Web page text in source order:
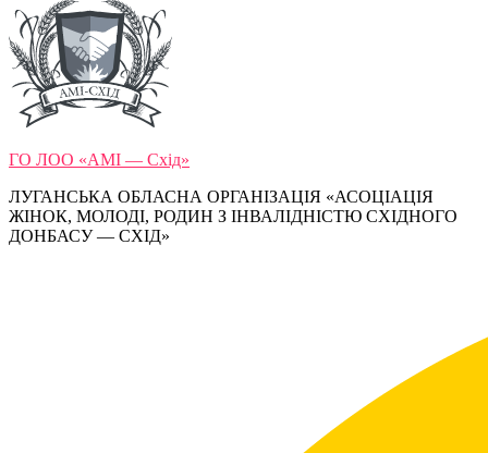
ГО ЛОО «АМІ — Схід»
ЛУГАНСЬКА ОБЛАСНА ОРГАНІЗАЦІЯ «АСОЦІАЦІЯ
ЖІНОК, МОЛОДІ, РОДИН З ІНВАЛІДНІСТЮ СХІДНОГО
ДОНБАСУ — СХІД»